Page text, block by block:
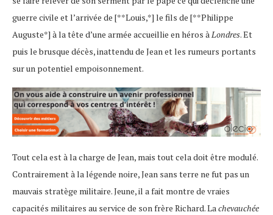
guerre civile et l’arrivée de [**Louis,*] le fils de [**Philippe
Auguste*] à la tête d’une armée accueillie en héros à Londres. Et
puis le brusque décès, inattendu de Jean et les rumeurs portants
sur un potentiel empoisonnement.
Tout cela est à la charge de Jean, mais tout cela doit être modulé.
Contrairement à la légende noire, Jean sans terre ne fut pas un
mauvais stratège militaire. Jeune, il a fait montre de vraies
capacités militaires au service de son frère Richard. Lachevauchée